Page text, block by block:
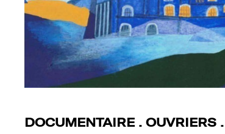
DOCUMENTAIRE . OUVRIERS